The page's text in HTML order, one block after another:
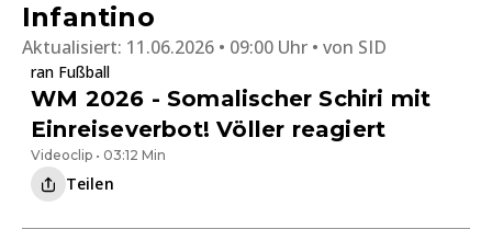
Infantino
Aktualisiert: 11.06.2026 • 09:00 Uhr von SID
ran Fußball
WM 2026 - Somalischer Schiri mit
Einreiseverbot! Völler reagiert
Videoclip • 03:12 Min
Teilen